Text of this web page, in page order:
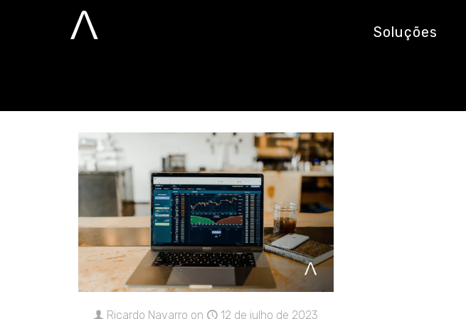
Soluções
julho 12, 2023
Ricardo Navarro on 12 de julho de 2023